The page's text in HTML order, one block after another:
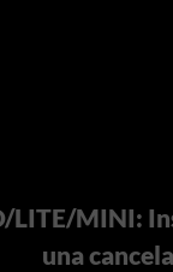
LITE/MINI:
una cancela